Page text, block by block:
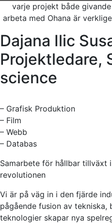
varje projekt både
arbeta med Ohana är
Dajana Ilic
Projektledare,
science
– Grafisk Produktion
– Film
– Webb
– Databas
Samarbete för hållbar tillväxt
revolutionen
Vi är på väg in i den fjärde
pågående fusion av
teknologier skapar nya